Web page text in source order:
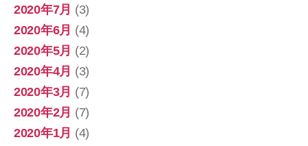
2020年7月 (3)
2020年6月 (4)
2020年5月 (2)
2020年4月 (3)
2020年3月 (7)
2020年2月 (7)
2020年1月 (4)